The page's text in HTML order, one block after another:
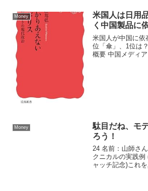
Money
米国人は日用
く中国製品に
米国人が中国に依
位「傘」、1位は
概要 中国メディア
Money
駄目だね、モ
ろう！
24 名前：山師さ
クニカルの実践例
ャッチ記念)これ